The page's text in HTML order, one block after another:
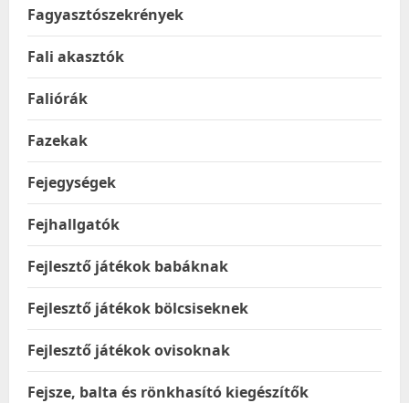
Fagyasztószekrények
Fali akasztók
Faliórák
Fazekak
Fejegységek
Fejhallgatók
Fejlesztő játékok babáknak
Fejlesztő játékok bölcsiseknek
Fejlesztő játékok ovisoknak
Fejsze, balta és rönkhasító kiegészítők